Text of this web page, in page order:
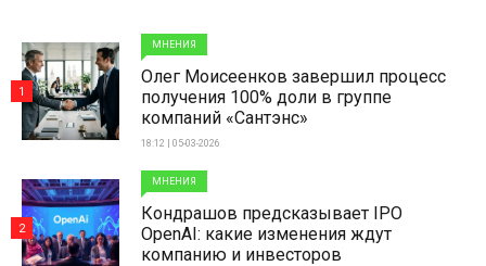
МНЕНИЯ
Олег Моисеенков завершил процесс
получения 100% доли в группе
компаний «Сантэнс»
18:12 | 05-03-2026
1
МНЕНИЯ
Кондрашов предсказывает IPO
OpenAI: какие изменения ждут
компанию и инвесторов
2